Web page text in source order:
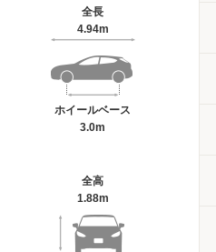
全長
4.94m
ホイールベース
3.0m
全高
1.88m